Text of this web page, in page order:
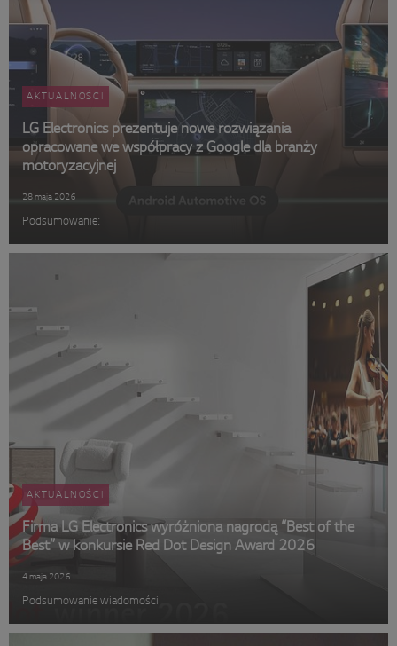
AKTUALNOŚCI
LG Electronics prezentuje nowe rozwiązania
opracowane we współpracy z Google dla branży
motoryzacyjnej
28 maja 2026
Podsumowanie:
AKTUALNOŚCI
Firma LG Electronics wyróżniona nagrodą “Best of the
Best” w konkursie Red Dot Design Award 2026
4 maja 2026
Podsumowanie wiadomości